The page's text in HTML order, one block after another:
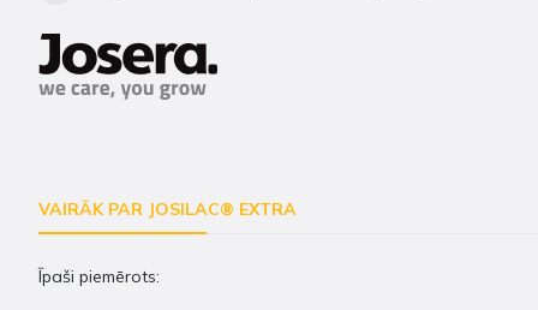
VAIRĀK PAR JOSILAC® EXTRA
Īpaši piemērots: